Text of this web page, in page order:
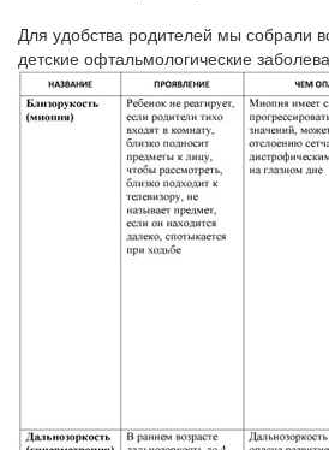
Для удобства родителей мы собрали
детские офтальмологические